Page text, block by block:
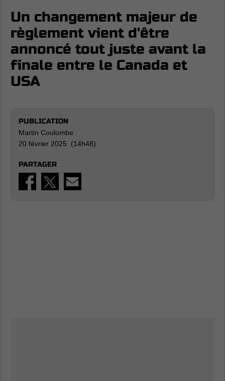
Un changement majeur de
règlement vient d'être
annoncé tout juste avant la
finale entre le Canada et
USA
PUBLICATION
Martin Coulombe
20 février 2025 (14h48)
PARTAGER